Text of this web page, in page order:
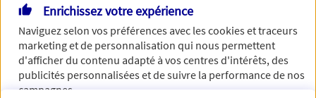
Enrichissez votre expérience
Naviguez selon vos préférences avec lescookies et traceurs
marketing et de personnalisation qui nous permettent
d'afficher du contenu adapté à vos centres d'intérêts, des
publicités personnalisées et de suivre la performance de nos
campagnes.